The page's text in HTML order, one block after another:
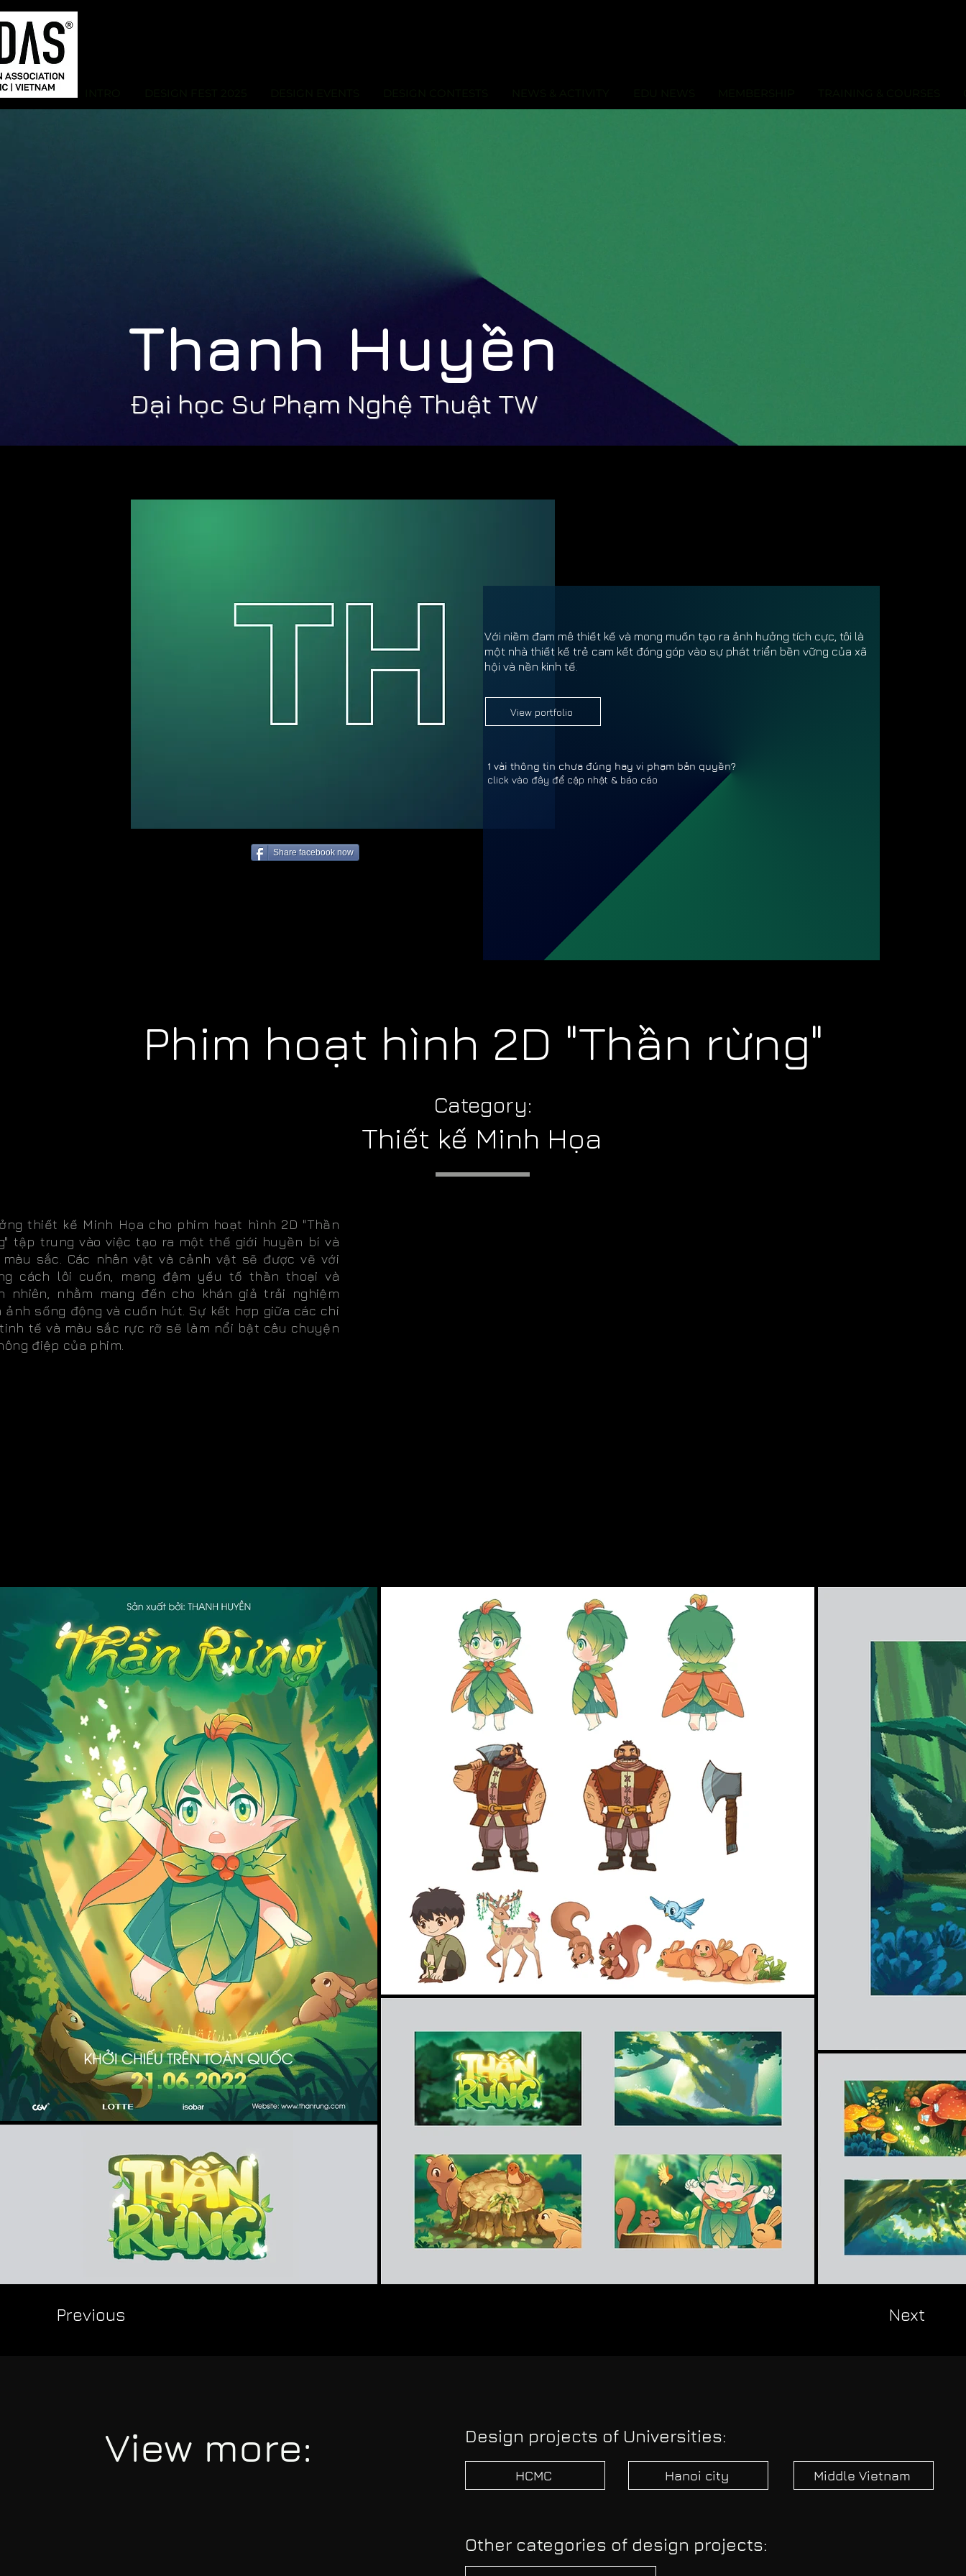
Thanh Huyền
Đại học Sư Phạm Nghệ Thuật TW
THANH
THANH
Share facebook now
Với niềm đam mê thiết kế và mong muốn tạo ra ảnh hưởng tích cực, tôi là
một nhà thiết kế trẻ cam kết đóng góp vào sự phát triển bền vững của xã
hội và nền kinh tế.
View portfolio
click vào đây để cập nhật & báo cáo
1 vài thông tin chưa đúng hay vi phạm bản quyền?
Phim hoạt hình 2D "Thần rừng"
Category:
Thiết kế Minh Họa
thiết kế Minh Họa cho phim hoạt hình 2D "Thần
tập trung vào việc tạo ra một thế giới huyền bí và
sắc. Các nhân vật và cảnh vật sẽ được vẽ với
cách lôi cuốn, mang đậm yếu tố thần thoại và
nhiên, nhằm mang đến cho khán giả trải nghiệm
ảnh sống động và cuốn hút. Sự kết hợp giữa các chi
tế và màu sắc rực rỡ sẽ làm nổi bật câu chuyện
điệp của phim.
Previous Next
View more: Design projects of Universities:
HCMC Hanoi city Middle Vietnam
Other categories of design projects: